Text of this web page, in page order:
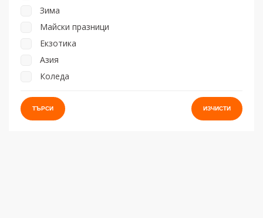
Зима
Майски празници
Екзотика
Азия
Коледа